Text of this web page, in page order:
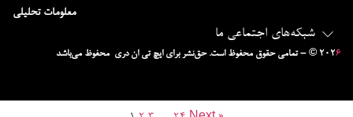
شبکه‌های اجتماعی ما
– © ۲۰۲۶ تمامی حقوق محفوظ است. حق‌نشر برای ایچ‌ تی‌ ان دری محفوظ می‌باشد
معلومات تحلیلی